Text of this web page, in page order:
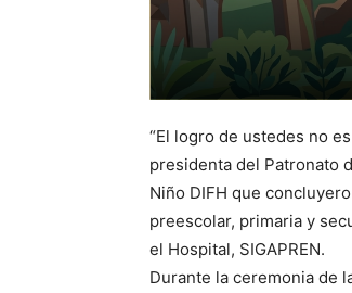
“El logro de ustedes no
presidenta del Patronato
Niño DIFH que
preescolar, primaria y
el Hospital, SIGAPREN.
Durante la ceremonia de